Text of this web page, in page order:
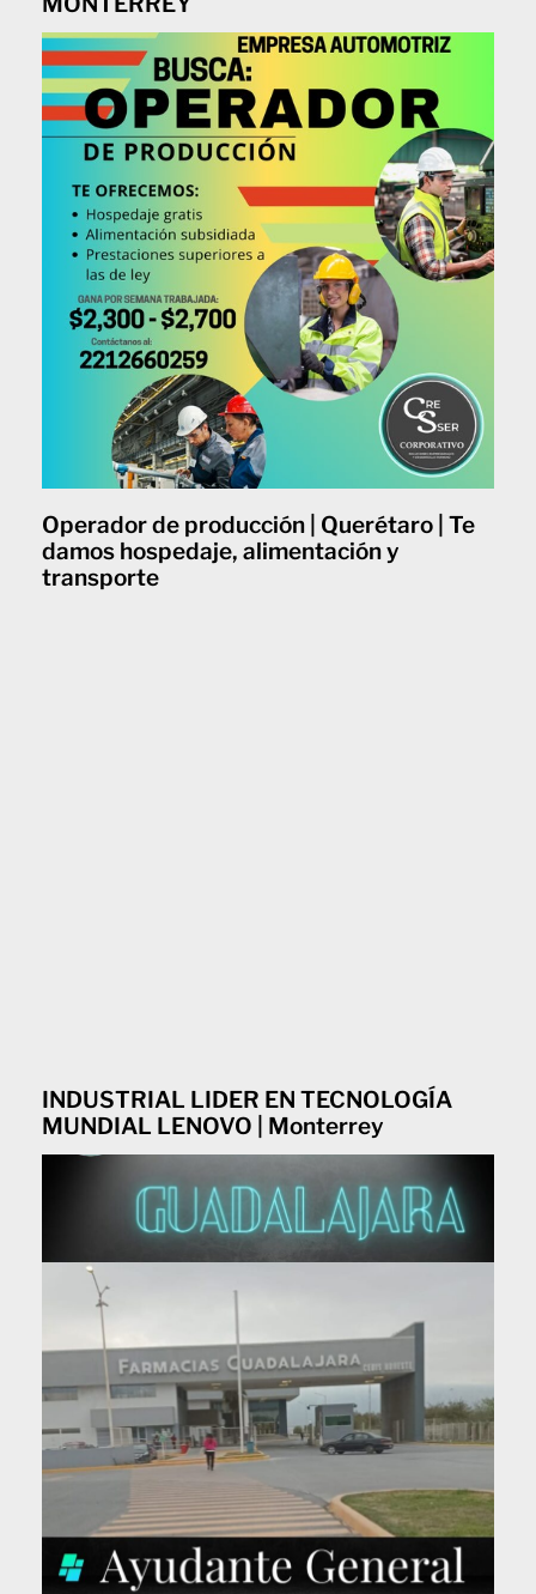
Operador de producción | Querétaro | Te
damos hospedaje, alimentación y
transporte
INDUSTRIAL LIDER EN TECNOLOGÍA
MUNDIAL LENOVO | Monterrey